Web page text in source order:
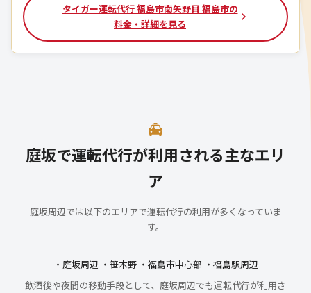
タイガー運転代行 福島市南矢野目 福島市の
料金・詳細を見る
庭坂で運転代行が利用される主なエリ
ア
庭坂周辺では以下のエリアで運転代行の利用が多くなっていま
す。
・庭坂周辺 ・笹木野 ・福島市中心部 ・福島駅周辺
飲酒後や夜間の移動手段として、庭坂周辺でも運転代行が利用さ